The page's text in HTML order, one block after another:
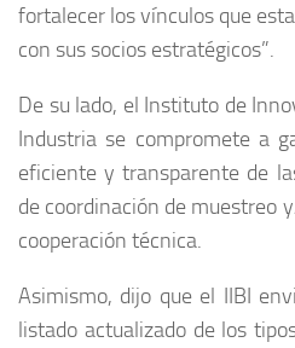
fortalecer los vínculos que
con sus socios estratégicos”.
De su lado, el Instituto de
Industria se compromete a
eficiente y transparente de
de coordinación de muestreo
cooperación técnica.
Asimismo, dijo que el IIBI
listado actualizado de los